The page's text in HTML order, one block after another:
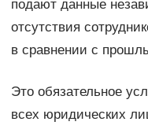
подают данные
отсутствия
в сравнении с
Это обязательное
всех юридических